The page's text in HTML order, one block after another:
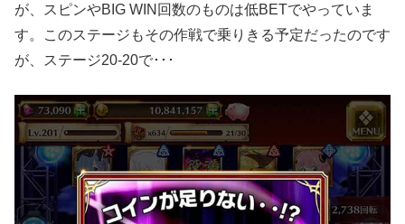
が、スピンやBIG WIN回数のものは低BETでやっていま
す。このステージもその作戦で乗りきる予定だったのです
が、ステージ20-20で･･･